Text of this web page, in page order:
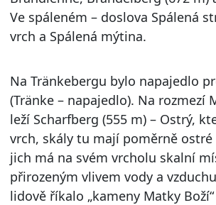
Ve spáleném – doslova Spálená
vrch a Spálená mýtina.
Na Tränkebergu bylo napajedlo
(Tränke – napajedlo). Na rozmezí
leží Scharfberg (555 m) – Ostrý,
vrch, skály tu mají poměrně
jich má na svém vrcholu skalní
přirozeným vlivem vody a
lidově říkalo „kameny Matky